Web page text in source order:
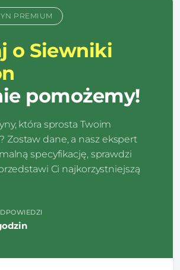
PREMIUM
o Siewniki
pomożemy!
która sprosta Twoim
Zostaw dane, a nasz ekspert
specyfikację, sprawdzi
Ci najkorzystniejszą